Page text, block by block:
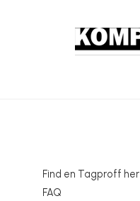
Find en Tagproff her
FAQ